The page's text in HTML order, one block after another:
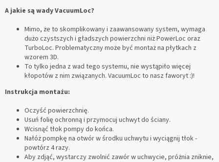
A jakie są wady VacuumLoc?
Mimo, że to skomplikowany i zaawansowany system, wymaga
dużo czystszych i gładszych powierzchni niż PowerLoc oraz
TurboLoc. Problematyczny może być montaż na płytkach z
wzorem 3D.
To tylko jedna z wad tego systemu, nie wystąpiło więcej
kłopotów z nim związanych. VacuumLoc to nasz faworyt :)!
Instrukcja montażu:
Oczyść powierzchnię.
Usuń folię ochronną i przymocuj uchwyt do ściany.
Wcisnąć tłok pompy do końca.
Nałóż pompkę na otwór w środku uchwytu i wyciągnij tłok -
powtórz 4 razy.
Aby zdjąć, wystarczy zwolnić zawór w uchwycie, próżnia zniknie,